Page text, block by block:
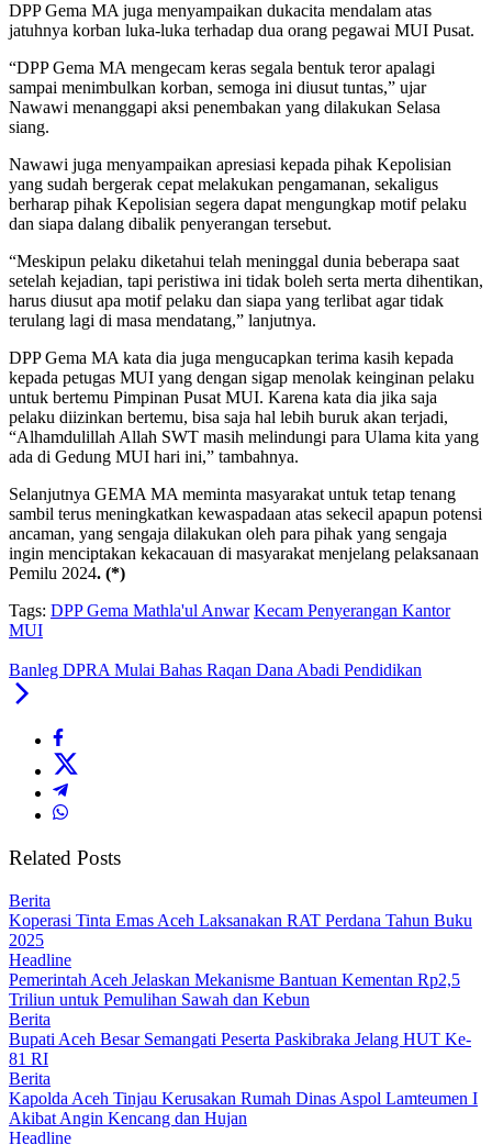
DPP Gema MA juga menyampaikan dukacita mendalam atas
jatuhnya korban luka-luka terhadap dua orang pegawai MUI Pusat.
“DPP Gema MA mengecam keras segala bentuk teror apalagi
sampai menimbulkan korban, semoga ini diusut tuntas,” ujar
Nawawi menanggapi aksi penembakan yang dilakukan Selasa
siang.
Nawawi juga menyampaikan apresiasi kepada pihak Kepolisian
yang sudah bergerak cepat melakukan pengamanan, sekaligus
berharap pihak Kepolisian segera dapat mengungkap motif pelaku
dan siapa dalang dibalik penyerangan tersebut.
“Meskipun pelaku diketahui telah meninggal dunia beberapa saat
setelah kejadian, tapi peristiwa ini tidak boleh serta merta dihentikan,
harus diusut apa motif pelaku dan siapa yang terlibat agar tidak
terulang lagi di masa mendatang,” lanjutnya.
DPP Gema MA kata dia juga mengucapkan terima kasih kepada
kepada petugas MUI yang dengan sigap menolak keinginan pelaku
untuk bertemu Pimpinan Pusat MUI. Karena kata dia jika saja
pelaku diizinkan bertemu, bisa saja hal lebih buruk akan terjadi,
“Alhamdulillah Allah SWT masih melindungi para Ulama kita yang
ada di Gedung MUI hari ini,” tambahnya.
Selanjutnya GEMA MA meminta masyarakat untuk tetap tenang
sambil terus meningkatkan kewaspadaan atas sekecil apapun potensi
ancaman, yang sengaja dilakukan oleh para pihak yang sengaja
ingin menciptakan kekacauan di masyarakat menjelang pelaksanaan
Pemilu 2024. (*)
Tags: DPP Gema Mathla'ul Anwar Kecam Penyerangan Kantor
MUI
Banleg DPRA Mulai Bahas Raqan Dana Abadi Pendidikan
Related Posts
Berita
Koperasi Tinta Emas Aceh Laksanakan RAT Perdana Tahun Buku
2025
Headline
Pemerintah Aceh Jelaskan Mekanisme Bantuan Kementan Rp2,5
Triliun untuk Pemulihan Sawah dan Kebun
Berita
Bupati Aceh Besar Semangati Peserta Paskibraka Jelang HUT Ke-
81 RI
Berita
Kapolda Aceh Tinjau Kerusakan Rumah Dinas Aspol Lamteumen I
Akibat Angin Kencang dan Hujan
Headline